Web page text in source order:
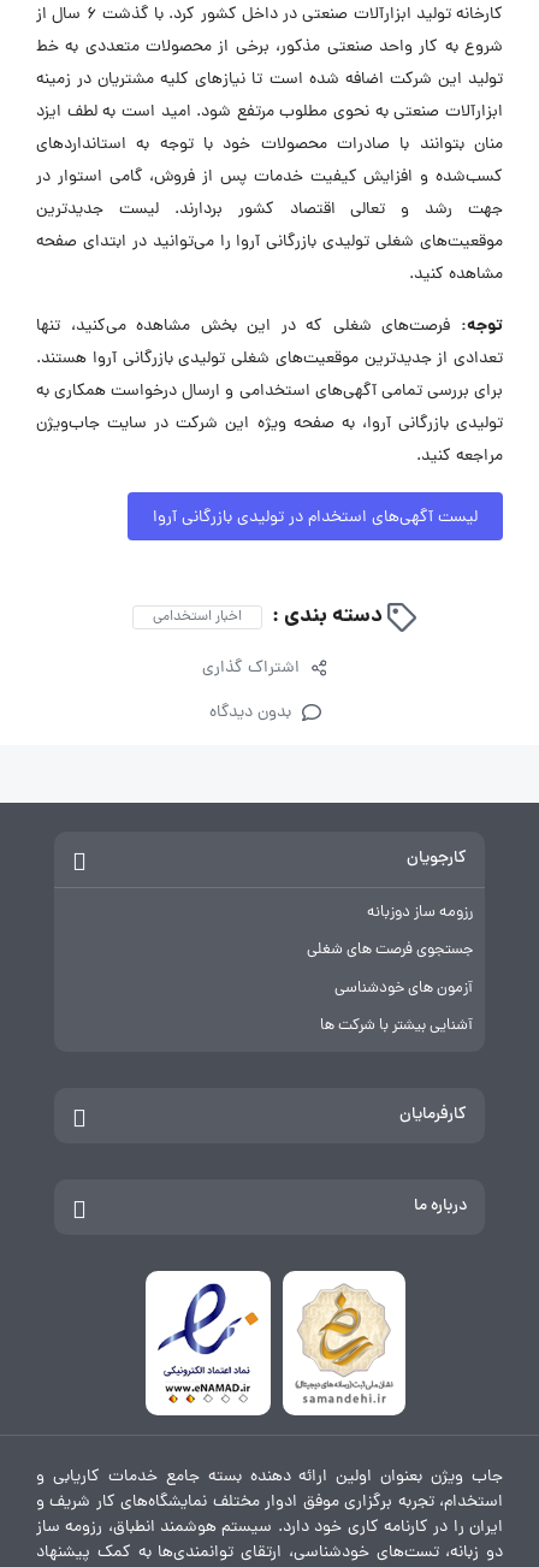
کارخانه تولید ابزارآلات صنعتی در داخل کشور کرد. با گذشت 6 سال از
شروع به کار واحد صنعتی مذکور، برخی از محصولات متعددی به خط
تولید این شرکت اضافه شده است تا نیازهای کلیه مشتریان در زمینه
ابزارآلات صنعتی به نحوی مطلوب مرتفع شود. امید است به لطف ایزد
منان بتوانند با صادرات محصولات خود با توجه به استانداردهای
کسب‌شده و افزایش کیفیت خدمات پس از فروش، گامی استوار در
جهت رشد و تعالی اقتصاد کشور بردارند. لیست جدیدترین
موقعیت‌های شغلی تولیدی بازرگانی آروا را می‌توانید در ابتدای صفحه
مشاهده کنید.
توجه: فرصت‌های شغلی که در این بخش مشاهده می‌کنید، تنها
تعدادی از جدیدترین موقعیت‌های شغلی تولیدی بازرگانی آروا هستند.
برای بررسی تمامی آگهی‌های استخدامی و ارسال درخواست همکاری به
تولیدی بازرگانی آروا، به صفحه ویژه این شرکت در سایت جاب‌ویژن
مراجعه کنید.
لیست آگهی‌های استخدام در تولیدی بازرگانی آروا
دسته بندی : اخبار استخدامی
اشتراک گذاری
بدون دیدگاه
کارجویان
رزومه ساز دوزبانه
جستجوی فرصت های شغلی
آزمون های خودشناسی
آشنایی بیشتر با شرکت ها
کارفرمایان
درباره ما
جاب ویژن بعنوان اولین ارائه دهنده بسته جامع خدمات کاریابی و
استخدام، تجربه برگزاری موفق ادوار مختلف نمایشگاه‌های کار شریف و
ایران را در کارنامه کاری خود دارد. سیستم هوشمند انطباق، رزومه ساز
دو زبانه، تست‌های خودشناسی، ارتقای توانمندی‌ها به کمک پیشنهاد